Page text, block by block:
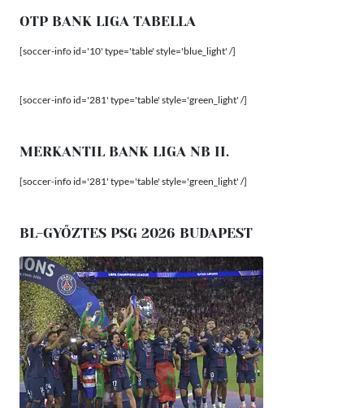
OTP BANK LIGA TABELLA
[soccer-info id='10' type='table' style='blue_light' /]
[soccer-info id='281' type='table' style='green_light' /]
MERKANTIL BANK LIGA NB II.
[soccer-info id='281' type='table' style='green_light' /]
BL-GYŐZTES PSG 2026 BUDAPEST